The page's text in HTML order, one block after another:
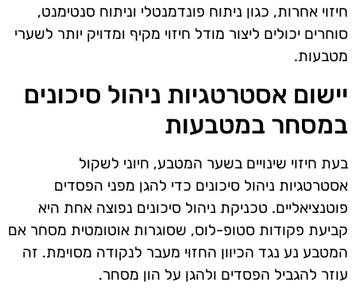
חיזוי אחרות, כגון ניתוח פונדמנטלי וניתוח סנטימנט,
סוחרים יכולים ליצור מודל חיזוי מקיף ומדויק יותר לשערי
מטבעות.
יישום אסטרטגיות ניהול סיכונים
במסחר במטבעות
בעת חיזוי שינויים בשער המטבע, חיוני לשקול
אסטרטגיות ניהול סיכונים כדי להגן מפני הפסדים
פוטנציאליים. טכניקת ניהול סיכונים נפוצה אחת היא
קביעת פקודות סטופ-לוס, שסוגרות אוטומטית מסחר אם
המטבע נע נגד הכיוון החזוי מעבר לנקודה מסוימת. זה
עוזר להגביל הפסדים ולהגן על הון מסחר.